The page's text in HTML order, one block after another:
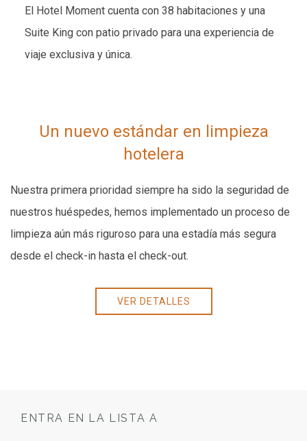
El Hotel Moment cuenta con 38 habitaciones y una
Suite King con patio privado para una experiencia de
viaje exclusiva y única.
Un nuevo estándar en limpieza
hotelera
Nuestra primera prioridad siempre ha sido la seguridad de
nuestros huéspedes, hemos implementado un proceso de
limpieza aún más riguroso para una estadía más segura
desde el check-in hasta el check-out.
VER DETALLES
ENTRA EN LA LISTA A